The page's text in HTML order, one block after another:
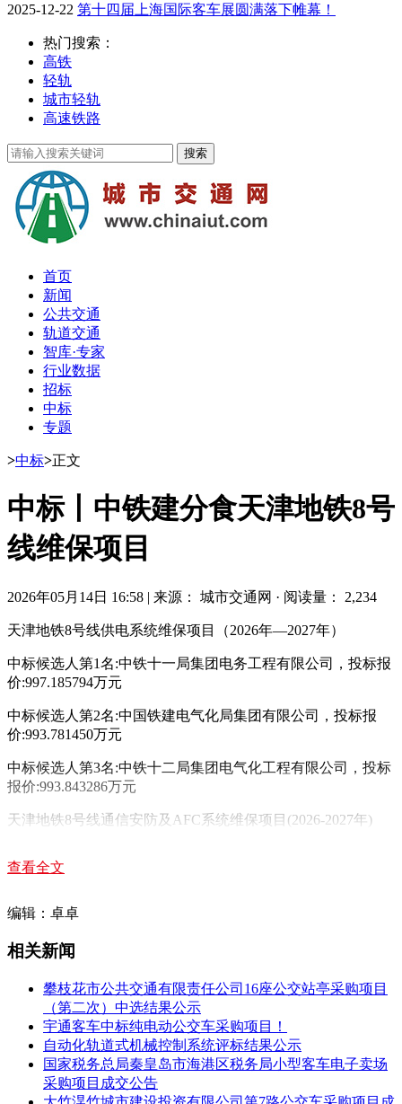
2025-12-22 第十四届上海国际客车展圆满落下帷幕！
热门搜索：
高铁
轻轨
城市轻轨
高速铁路
首页
新闻
公共交通
轨道交通
智库·专家
行业数据
招标
中标
专题
>中标>正文
中标丨中铁建分食天津地铁8号
线维保项目
2026年05月14日 16:58 | 来源： 城市交通网 · 阅读量： 2,234
天津地铁8号线供电系统维保项目（2026年—2027年）
中标候选人第1名:中铁十一局集团电务工程有限公司
，投标报
价:997.185794万元
中标候选人第2名:中国铁建电气化局集团有限公司
，投标报
价:993.781450万元
中标候选人第3名:中铁十二局集团电气化工程有限公司 ，投标
报价:993.843286万元
天津地铁8号线通信安防及AFC系统维保项目(2026-2027年)
天津地铁8号线信号系统维保项目（2026年-2027年）
中标人:中铁十二局集团电气化工程有限公司
中标价格:1043.455456万元
查看全文
编辑：卓卓
相关新闻
攀枝花市公共交通有限责任公司16座公交站亭采购项目
（第二次）中选结果公示
宇通客车中标纯电动公交车采购项目！
自动化轨道式机械控制系统评标结果公示
国家税务总局秦皇岛市海港区税务局小型客车电子卖场
采购项目成交公告